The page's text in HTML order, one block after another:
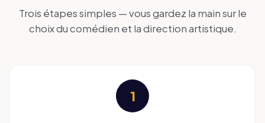
Trois étapes simples — vous gardez la main sur le
choix du comédien et la direction artistique.
1